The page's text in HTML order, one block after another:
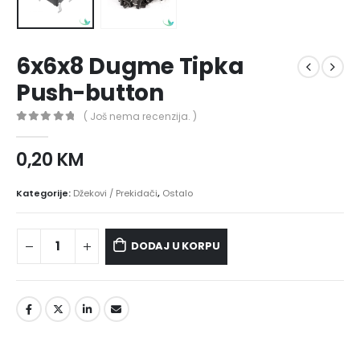
6x6x8 Dugme Tipka
Push-button
( Još nema recenzija. )
0,20 KM
Kategorije: Džekovi / Prekidači, Ostalo
DODAJ U KORPU